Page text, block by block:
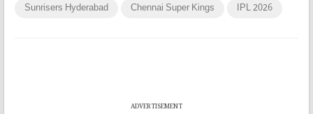
Sunrisers Hyderabad Chennai Super Kings IPL 2026
ADVERTISEMENT